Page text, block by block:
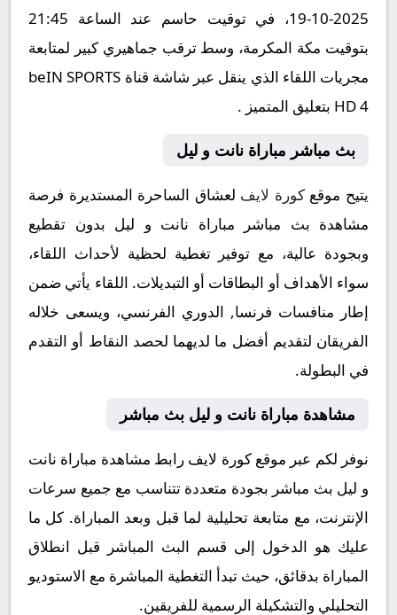
2025-10-19، في توقيت حاسم عند الساعة 21:45
بتوقيت مكة المكرمة، وسط ترقب جماهيري كبير لمتابعة
مجريات اللقاء الذي ينقل عبر شاشة قناة beIN SPORTS
HD 4 بتعليق المتميز .
بث مباشر مباراة نانت و ليل
يتيح موقعكورة لايف لعشاق الساحرة المستديرة فرصة
مشاهدة بث مباشر مباراة نانت و ليل بدون تقطيع
وبجودة عالية، مع توفير تغطية لحظية لأحداث اللقاء،
سواء الأهداف أو البطاقات أو التبديلات. اللقاء يأتي ضمن
إطار منافسات فرنسا, الدوري الفرنسي، ويسعى خلاله
الفريقان لتقديم أفضل ما لديهما لحصد النقاط أو التقدم
في البطولة.
مشاهدة مباراة نانت و ليل بث مباشر
نوفر لكم عبر موقع كورة لايف رابط مشاهدة مباراة نانت
و ليل بث مباشر بجودة متعددة تتناسب مع جميع سرعات
الإنترنت، مع متابعة تحليلية لما قبل وبعد المباراة. كل ما
عليك هو الدخول إلى قسم البث المباشر قبل انطلاق
المباراة بدقائق، حيث تبدأ التغطية المباشرة مع الاستوديو
التحليلي والتشكيلة الرسمية للفريقين.